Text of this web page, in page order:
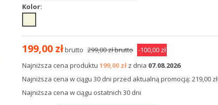
Kolor:
199,00 złbrutto 299,00 złbrutto -100,00 zł
Najniższa cena produktu 199,00 zł z dnia 07.08.2026
Najniższa cena w ciągu 30 dni przed aktualną promocją: 219,00 zł
Najniższa cena w ciągu ostatnich 30 dni